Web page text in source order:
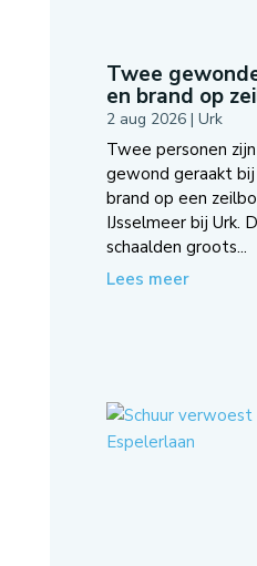
Twee
en brand op
2 aug 2026| Urk
Twee personen
gewond geraakt
brand op een
IJsselmeer bij Urk.
schaalden groots...
Lees meer